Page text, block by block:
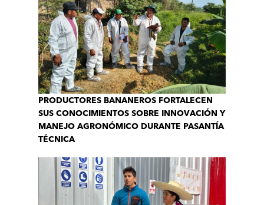
PRODUCTORES BANANEROS FORTALECEN
SUS CONOCIMIENTOS SOBRE INNOVACIÓN Y
MANEJO AGRONÓMICO DURANTE PASANTÍA
TÉCNICA